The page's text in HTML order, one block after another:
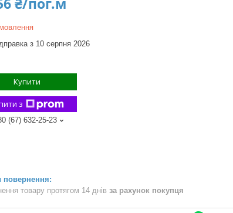
з 10 серпня 2026
Купити
з
(67) 632-25-23
товару протягом 14 днів за рахунок покупця